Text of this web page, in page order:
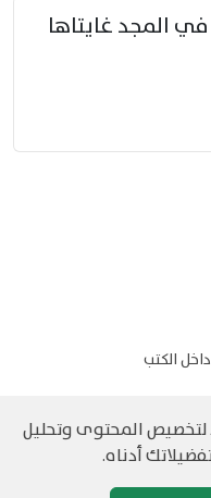
في المجد غايتاها
الكتب
لتخصيص المحتوى وتحليل
أدناه.